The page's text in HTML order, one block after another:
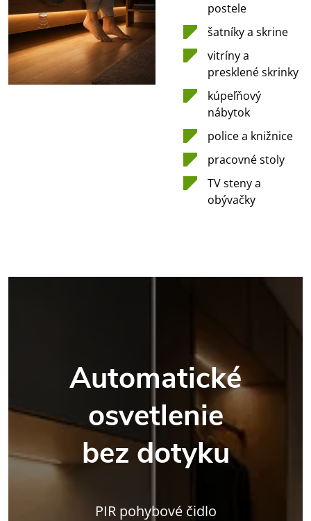
postele
šatníky a skrine
vitríny a
presklené skrinky
kúpeľňový
nábytok
police a knižnice
pracovné stoly
TV steny a
obývačky
Automatické
osvetlenie
bez dotyku
PIR pohybové čidlo